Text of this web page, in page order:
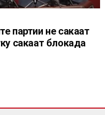
партии не сакаат
сакаат блокада